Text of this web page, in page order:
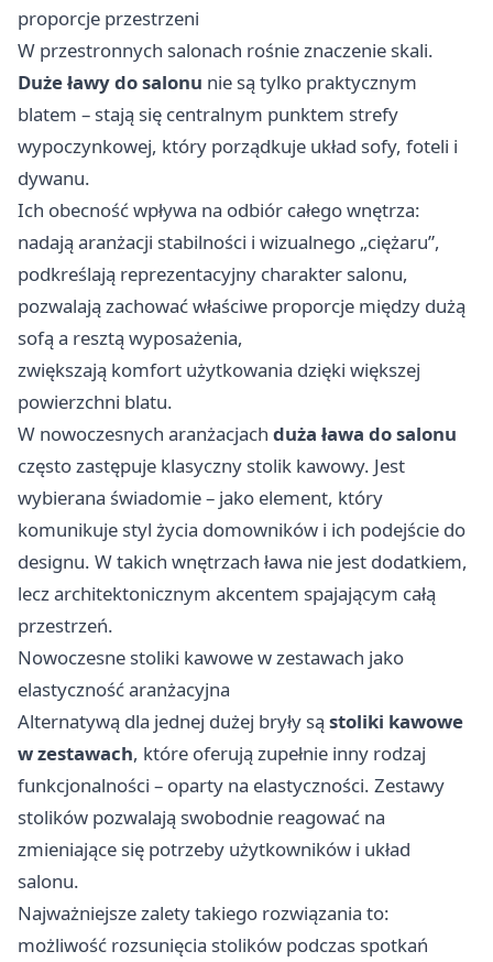
proporcje przestrzeni
W przestronnych salonach rośnie znaczenie skali.
Duże ławy do salonu nie są tylko praktycznym
blatem – stają się centralnym punktem strefy
wypoczynkowej, który porządkuje układ sofy, foteli i
dywanu.
Ich obecność wpływa na odbiór całego wnętrza:
nadają aranżacji stabilności i wizualnego „ciężaru”,
podkreślają reprezentacyjny charakter salonu,
pozwalają zachować właściwe proporcje między dużą
sofą a resztą wyposażenia,
zwiększają komfort użytkowania dzięki większej
powierzchni blatu.
W nowoczesnych aranżacjach duża ława do salonu
często zastępuje klasyczny stolik kawowy. Jest
wybierana świadomie – jako element, który
komunikuje styl życia domowników i ich podejście do
designu. W takich wnętrzach ława nie jest dodatkiem,
lecz architektonicznym akcentem spajającym całą
przestrzeń.
Nowoczesne stoliki kawowe w zestawach jako
elastyczność aranżacyjna
Alternatywą dla jednej dużej bryły są stoliki kawowe
w zestawach, które oferują zupełnie inny rodzaj
funkcjonalności – oparty na elastyczności. Zestawy
stolików pozwalają swobodnie reagować na
zmieniające się potrzeby użytkowników i układ
salonu.
Najważniejsze zalety takiego rozwiązania to:
możliwość rozsunięcia stolików podczas spotkań